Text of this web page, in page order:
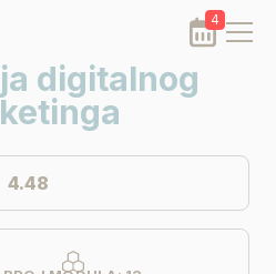
4
digitalnog
4.48